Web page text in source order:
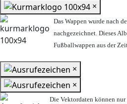
×
Das Wappen wurde nach
nachgezeichnet. Dieses
Fußballwappen aus der
×
×
Die Vektordaten können